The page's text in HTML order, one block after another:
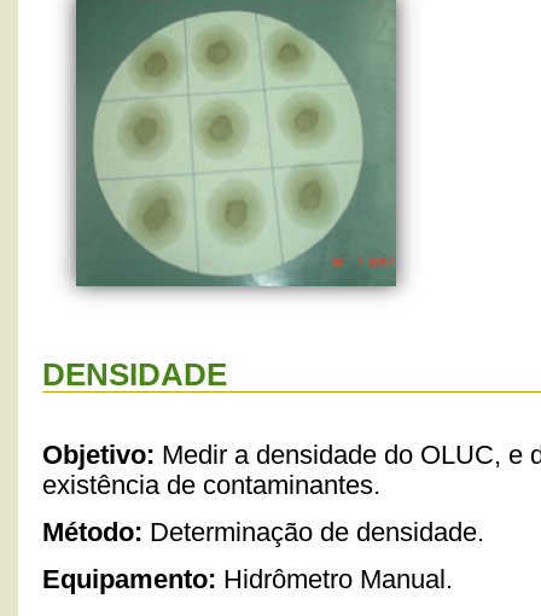
DENSIDADE
Objetivo: Medir a densidade do OLUC, e
existência de contaminantes.
Método: Determinação de densidade.
Equipamento: Hidrômetro Manual.